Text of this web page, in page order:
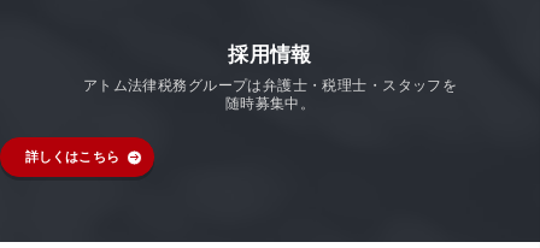
採用情報
アトム法律税務グループは弁護士・税理士・スタッフを
随時募集中。
詳しくはこちら